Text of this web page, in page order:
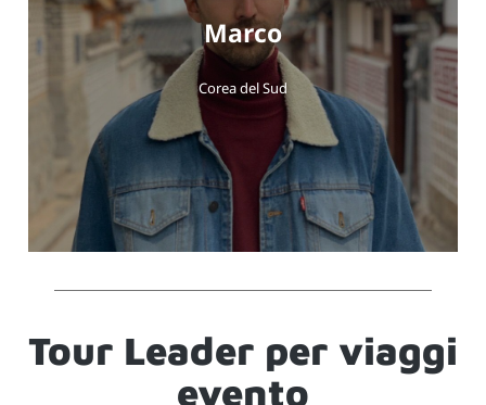
Marco
Corea del Sud
Tour Leader per viaggi
evento